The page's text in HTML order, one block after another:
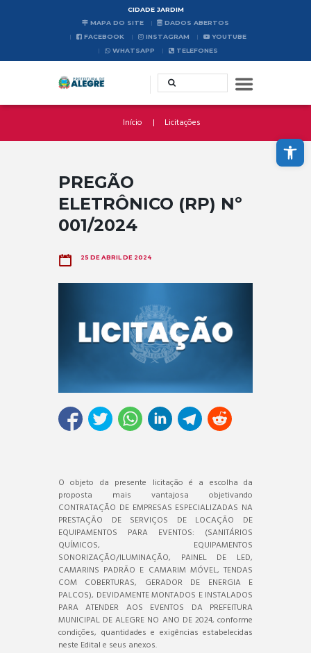
Abrir a barra de ferramentas
CIDADE JARDIM
MAPA DO SITE
DADOS ABERTOS
FACEBOOK
INSTAGRAM
YOUTUBE
WHATSAPP
TELEFONES
Início Licitações
PREGÃO
ELETRÔNICO (RP) Nº
001/2024
25 DE ABRIL DE 2024
O objeto da presente licitação é a escolha da
proposta mais vantajosa objetivando
CONTRATAÇÃO DE EMPRESAS ESPECIALIZADAS NA
PRESTAÇÃO DE SERVIÇOS DE LOCAÇÃO DE
EQUIPAMENTOS PARA EVENTOS: (SANITÁRIOS
QUÍMICOS, EQUIPAMENTOS
SONORIZAÇÃO/ILUMINAÇÃO, PAINEL DE LED,
CAMARINS PADRÃO E CAMARIM MÓVEL, TENDAS
COM COBERTURAS, GERADOR DE ENERGIA E
PALCOS), DEVIDAMENTE MONTADOS E INSTALADOS
PARA ATENDER AOS EVENTOS DA PREFEITURA
MUNICIPAL DE ALEGRE NO ANO DE 2024, conforme
condições, quantidades e exigências estabelecidas
neste Edital e seus anexos.